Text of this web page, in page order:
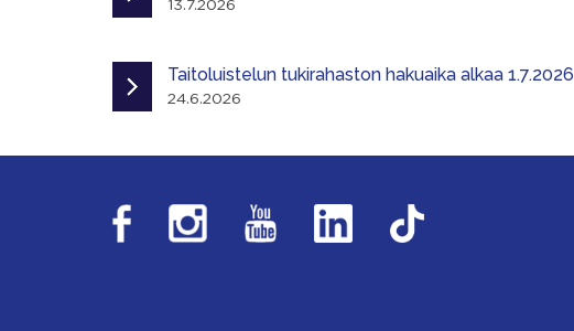
13.7.2026
Taitoluistelun tukirahaston hakuaika alkaa 1.7.2026
24.6.2026